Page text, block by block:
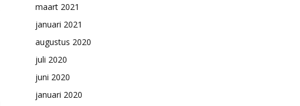
maart 2021
januari 2021
augustus 2020
juli 2020
juni 2020
januari 2020